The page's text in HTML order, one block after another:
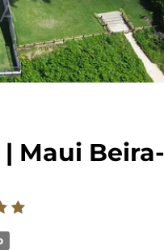
Maui Beira-